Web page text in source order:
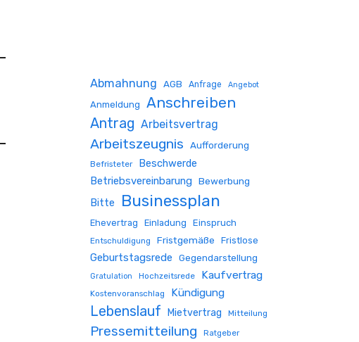
Abmahnung AGB Anfrage Angebot
Anmeldung Anschreiben
Antrag Arbeitsvertrag
Arbeitszeugnis Aufforderung
Befristeter
Beschwerde
Betriebsvereinbarung Bewerbung
Bitte Businessplan
Ehevertrag Einladung Einspruch
Entschuldigung Fristgemäße Fristlose
Geburtstagsrede Gegendarstellung
Gratulation Hochzeitsrede Kaufvertrag
Kostenvoranschlag Kündigung
Lebenslauf Mietvertrag Mitteilung
Pressemitteilung Ratgeber